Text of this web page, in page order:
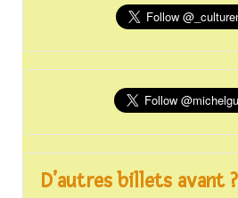
D’autres billets avant ?